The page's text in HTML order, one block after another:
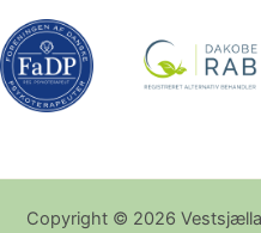
Copyright © 2026